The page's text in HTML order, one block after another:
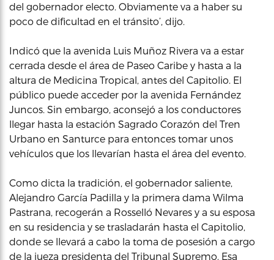
del gobernador electo. Obviamente va a haber su
poco de dificultad en el tránsito’, dijo.
Indicó que la avenida Luis Muñoz Rivera va a estar
cerrada desde el área de Paseo Caribe y hasta a la
altura de Medicina Tropical, antes del Capitolio. El
público puede acceder por la avenida Fernández
Juncos. Sin embargo, aconsejó a los conductores
llegar hasta la estación Sagrado Corazón del Tren
Urbano en Santurce para entonces tomar unos
vehículos que los llevarían hasta el área del evento.
Como dicta la tradición, el gobernador saliente,
Alejandro García Padilla y la primera dama Wilma
Pastrana, recogerán a Rosselló Nevares y a su esposa
en su residencia y se trasladarán hasta el Capitolio,
donde se llevará a cabo la toma de posesión a cargo
de la jueza presidenta del Tribunal Supremo. Esa